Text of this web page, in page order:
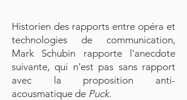
Historien des rapports entre opéra et
technologies de communication,
Mark Schubin rapporte l'anecdote
suivante, qui n'est pas sans rapport
avec la proposition anti-
acousmatique de Puck.